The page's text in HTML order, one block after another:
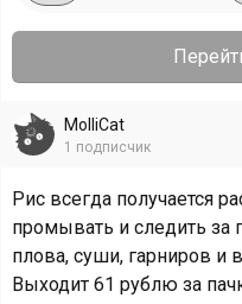
MolliCat
1 подписчик
Рис всегда получается
промывать и следить за
плова, суши, гарниров и
Выходит 61 рублю за